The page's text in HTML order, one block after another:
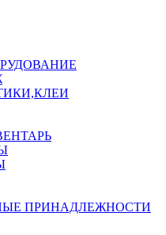
ПРИНАДЛЕЖНОСТИ